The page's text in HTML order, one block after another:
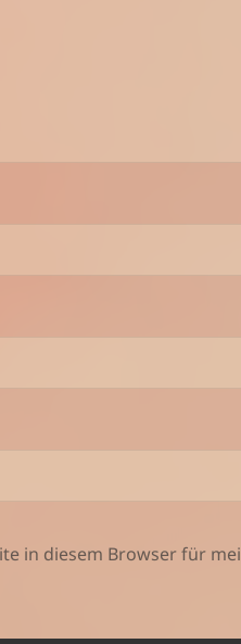
in diesem Browser für